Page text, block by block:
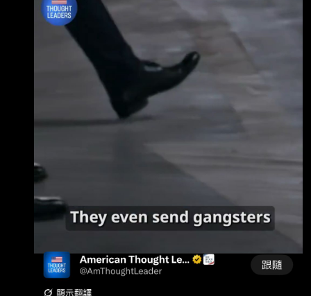
後表示他的小孩生命處於危險之中 ，而台灣有全
副武裝的警察長時間在他家外面站崗。 夭壽喔
我國國會議員居然長時間遭受這等威脅！？？然
後政府又有派全副武裝的警察長 時間在他家外面
守護？我國國會議員都有此等待遇嗎？
https://i.mopix.cc/KRIiuy.jpg
https://i.mopix.cc/ZxxY35.jpg https://i.mopi